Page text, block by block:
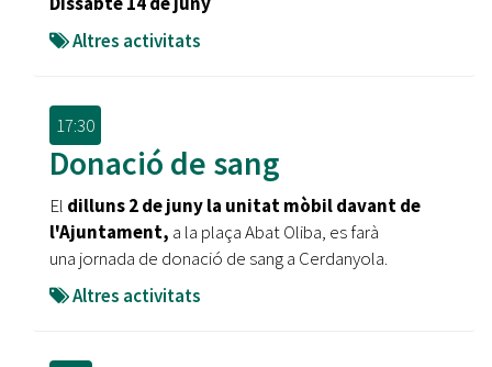
Altres activitats
17:30
Donació de sang
El dilluns 2 de juny la unitat mòbil davant de
l'Ajuntament, a la plaça Abat Oliba, es farà
una jornada de donació de sang a Cerdanyola.
Altres activitats